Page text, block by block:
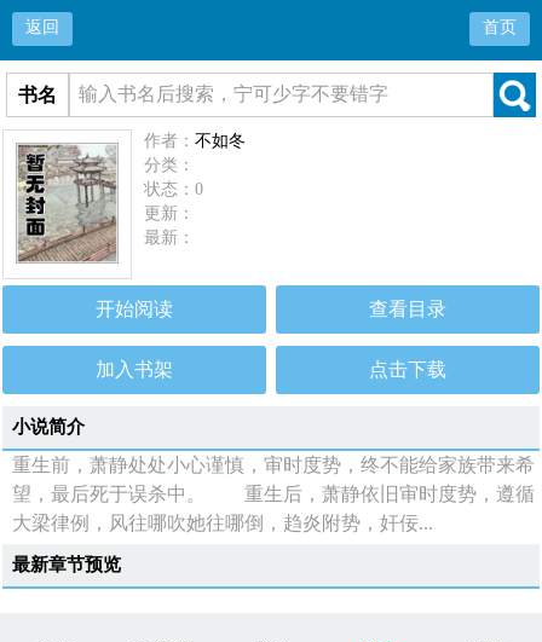
返回 首页
书名
作者：不如冬
分类：
状态：0
更新：
最新：
开始阅读 查看目录
加入书架 点击下载
小说简介
重生前，萧静处处小心谨慎，审时度势，终不能给家族带来希
望，最后死于误杀中。 重生后，萧静依旧审时度势，遵循
大梁律例，风往哪吹她往哪倒，趋炎附势，奸佞...
最新章节预览